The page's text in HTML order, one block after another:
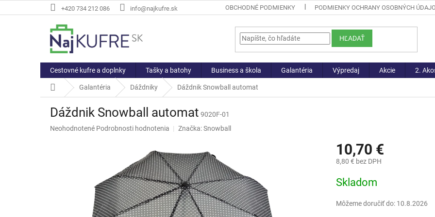
na
+420 734 212 086 info@najkufre.sk OBCHODNÉ PODMIENKY PODMIENKY OCHRANY OSOBNÝCH
HĽADAŤ
Cestovné kufre a doplnky Tašky a batohy Business a škola Galantéria Výpredaj Akcie 2.
DomovGalantéria Dáždniky Dáždnik Snowball automat
Dáždnik Snowball automat 9020F-01
Priemerné
Neohodnotené Podrobnosti hodnotenia Značka:Snowball
10,70 €
8,80 € bez DPH
cena:
Skladom
Môžeme doručiť do: 10.8.2026